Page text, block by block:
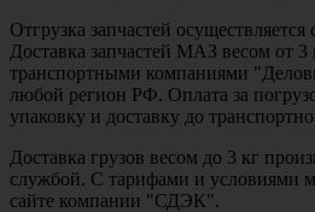
Отгрузка запчастей
Доставка запчастей МАЗ весом от 3
транспортными компаниями
любой регион РФ. Оплата за
упаковку и доставку до
Доставка грузов весом до 3 кг
службой. С тарифами и условиями
сайте компании "СДЭК".